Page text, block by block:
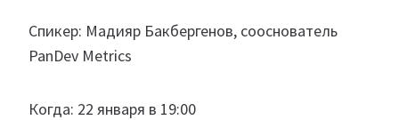
Спикер: Мадияр Бакбергенов, сооснователь
PanDev Metrics
Когда: 22 января в 19:00